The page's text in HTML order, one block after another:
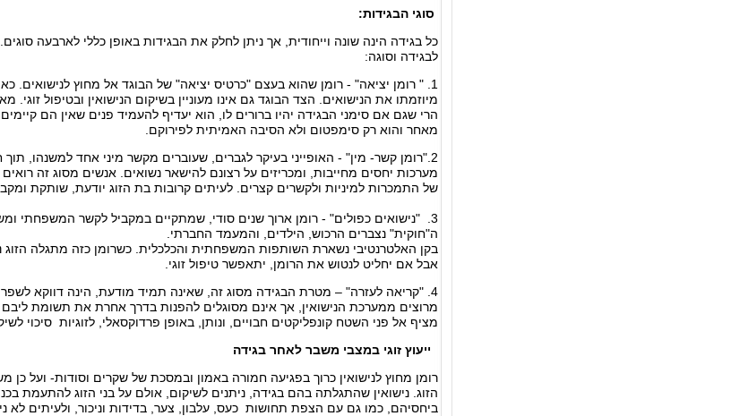
סוגי הבגידות:
כל בגידה הינה שונה וייחודית, אך ניתן לחלק את הבגידות באופן כללי לארבעה
לבגידה וסוגה:
1. " רומן יציאה" - רומן שהוא בעצם "כרטיס יציאה" של הבוגד אל מחוץ לנישואים.
מיוזמתו את הנישואים. הצד הבוגד גם אינו מעוניין בשיקום הנישואין ובטיפול זוגי.
הרי שגם אם סימני הבגידה יהיו ברורים לו, הוא יעדיף להעמיד פנים שאין הם
מאחר והוא רק סימפטום ולא הסיבה האמיתית לפירוקם.
2."רומן קשר- מין" - האופייני בעיקר לגברים, שעוברים מקשר מיני אחד למשנהו,
מערכות יחסים מחייבות, ומכריזים על רצונם להישאר נשואים. אנשים מסוג זה
של התמכרות למיניות ולקשרים קצרים. לעיתים קרובות בת הזוג יודעת, שותקת
3. "נישואים כפולים" - רומן ארוך שנים סודי, שמתקיים במקביל לקשר
ה"חוקית" נצברים הרכוש, הילדים, והמעמד החברתי.
בקן האלטרנטיבי נשארת השותפות המשפחתית והכלכלית. כשרומן כזה מתגלה
אבל אם יחליט לנטוש את הרומן, יתאפשר טיפול זוגי.
4. "קריאה לעזרה" – מטרת הבגידה מסוג זה, שאינה תמיד מודעת, הינה דווקא
מרוצים ממערכת הנישואין, אך אינם מסוגלים להפנות בדרך אחרת את תשומת ליבם
מציף אל פני השטח קונפליקטים חבויים, ונותן, באופן פרדוקסאלי, לזוגיות סיכוי
ייעוץ זוגי במצבי משבר לאחר בגידה
רומן מחוץ לנישואין כרוך בפגיעה חמורה באמון ובמסכת של שקרים וסודות- ועל כן
הזוג. נישואין שהתגלתה בהם בגידה, ניתנים לשיקום, אולם על בני הזוג להתעמת
ביחסיהם, כמו גם עם הצפת תחושות כעס, עלבון, צער, בדידות וניכור, ולעיתים לא